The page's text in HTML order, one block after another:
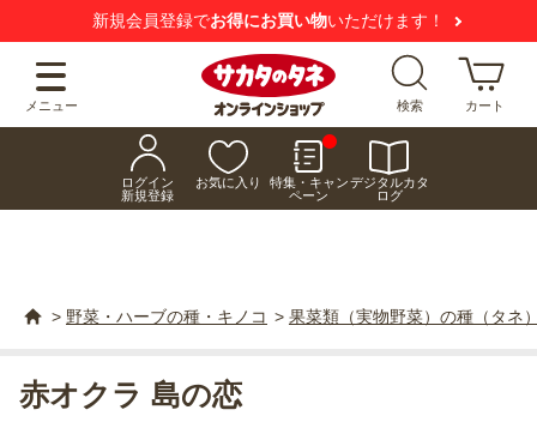
新規会員登録でお得にお買い物いただけます！
メニュー 検索 カート
ログイン
新規登録
お気に入り
特集・キャン
ペーン
デジタルカタ
ログ
> 野菜・ハーブの種・キノコ > 果菜類（実物野菜）の種（タネ
赤オクラ 島の恋